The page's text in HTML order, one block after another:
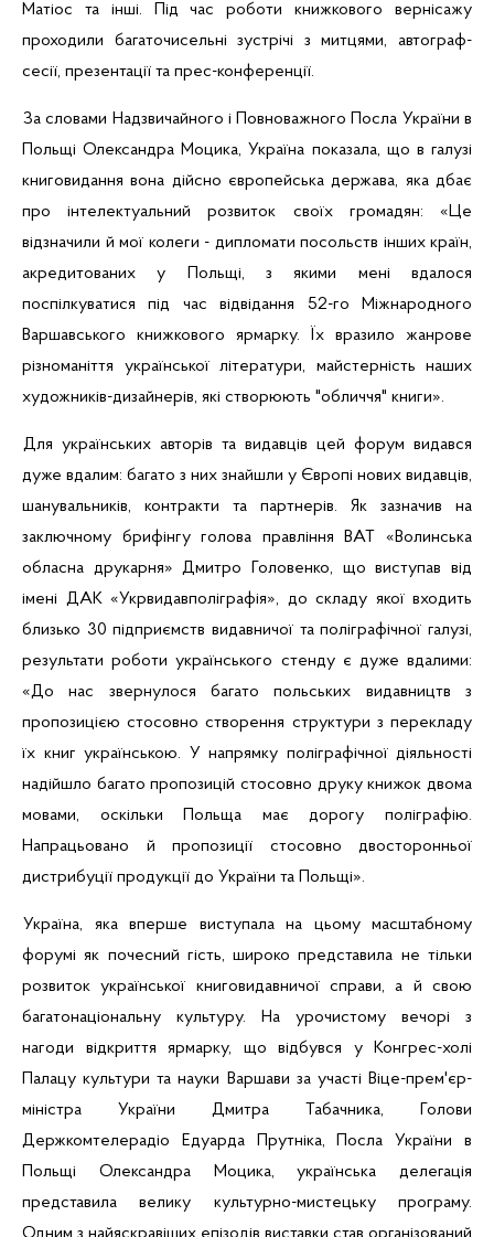
Матіос та інші. Під час роботи книжкового вернісажу
проходили багаточисельні зустрічі з митцями, автограф-
сесії, презентації та прес-конференції.
За словами Надзвичайного і Повноважного Посла України в
Польщі Олександра Моцика, Україна показала, що в галузі
книговидання вона дійсно європейська держава, яка дбає
про інтелектуальний розвиток своїх громадян: «Це
відзначили й мої колеги - дипломати посольств інших країн,
акредитованих у Польщі, з якими мені вдалося
поспілкуватися під час відвідання 52-го Міжнародного
Варшавського книжкового ярмарку. Їх вразило жанрове
різноманіття української літератури, майстерність наших
художників-дизайнерів, які створюють "обличчя" книги».
Для українських авторів та видавців цей форум видався
дуже вдалим: багато з них знайшли у Європі нових видавців,
шанувальників, контракти та партнерів. Як зазначив на
заключному брифінгу голова правління ВАТ «Волинська
обласна друкарня» Дмитро Головенко, що виступав від
імені ДАК «Укрвидавполіграфія», до складу якої входить
близько 30 підприємств видавничої та поліграфічної галузі,
результати роботи українського стенду є дуже вдалими:
«До нас звернулося багато польських видавництв з
пропозицією стосовно створення структури з перекладу
їх книг українською. У напрямку поліграфічної діяльності
надійшло багато пропозицій стосовно друку книжок двома
мовами, оскільки Польща має дорогу поліграфію.
Напрацьовано й пропозиції стосовно двосторонньої
дистрибуції продукції до України та Польщі».
Україна, яка вперше виступала на цьому масштабному
форумі як почесний гість, широко представила не тільки
розвиток української книговидавничої справи, а й свою
багатонаціональну культуру. На урочистому вечорі з
нагоди відкриття ярмарку, що відбувся у Конгрес-холі
Палацу культури та науки Варшави за участі Віце-прем'єр-
міністра України Дмитра Табачника, Голови
Держкомтелерадіо Едуарда Прутніка, Посла України в
Польщі Олександра Моцика, українська делегація
представила велику культурно-мистецьку програму.